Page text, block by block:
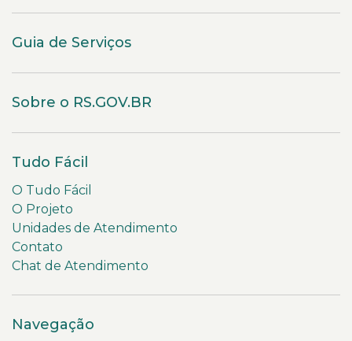
Guia de Serviços
Sobre o RS.GOV.BR
Tudo Fácil
O Tudo Fácil
O Projeto
Unidades de Atendimento
Contato
Chat de Atendimento
Navegação